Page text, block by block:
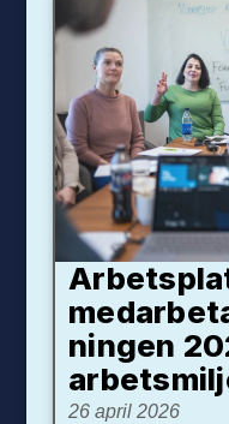
ningen
26 april 2026